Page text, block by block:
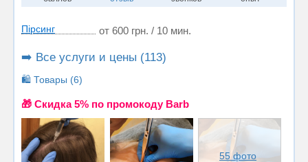
Пірсинг от 600 грн. / 10 мин.
➡️ Все услуги и цены (113)
🛍️ Товары (6)
🎁 Cкидка 5% по промокоду Barb
55 фото